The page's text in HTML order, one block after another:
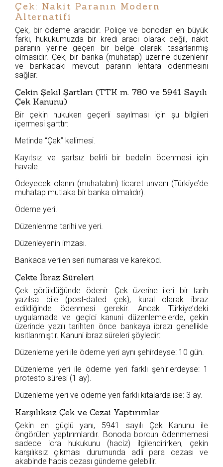
Çek: Nakit Paranın Modern
Alternatifi
Çek, bir ödeme aracıdır. Poliçe ve bonodan en büyük
farkı, hukukumuzda bir kredi aracı olarak değil, nakit
paranın yerine geçen bir belge olarak tasarlanmış
olmasıdır. Çek, bir banka (muhatap) üzerine düzenlenir
ve bankadaki mevcut paranın lehtara ödenmesini
sağlar.
Çekin Şekil Şartları (TTK m. 780 ve 5941 Sayılı
Çek Kanunu)
Bir çekin hukuken geçerli sayılması için şu bilgileri
içermesi şarttır:
Metinde “Çek” kelimesi.
Kayıtsız ve şartsız belirli bir bedelin ödenmesi için
havale.
Ödeyecek olanın (muhatabın) ticaret unvanı (Türkiye’de
muhatap mutlaka bir banka olmalıdır).
Ödeme yeri.
Düzenlenme tarihi ve yeri.
Düzenleyenin imzası.
Bankaca verilen seri numarası ve karekod.
Çekte İbraz Süreleri
Çek görüldüğünde ödenir. Çek üzerine ileri bir tarih
yazılsa bile (post-dated çek), kural olarak ibraz
edildiğinde ödenmesi gerekir. Ancak Türkiye’deki
uygulamada ve geçici kanuni düzenlemelerde, çekin
üzerinde yazılı tarihten önce bankaya ibrazı genellikle
kısıtlanmıştır. Kanuni ibraz süreleri şöyledir:
Düzenleme yeri ile ödeme yeri aynı şehirdeyse: 10 gün.
Düzenleme yeri ile ödeme yeri farklı şehirlerdeyse: 1
protesto süresi (1 ay).
Düzenleme yeri ve ödeme yeri farklı kıtalarda ise: 3 ay.
Karşılıksız Çek ve Cezai Yaptırımlar
Çekin en güçlü yanı, 5941 sayılı Çek Kanunu ile
öngörülen yaptırımlardır. Bonoda borcun ödenmemesi
sadece icra hukukunu (haciz) ilgilendirirken, çekin
karşılıksız çıkması durumunda adli para cezası ve
akabinde hapis cezası gündeme gelebilir.